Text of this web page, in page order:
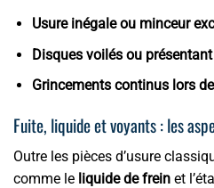
Usure inégale ou minceur
Disques voilés ou
Grincements continus lors
Fuite, liquide et voyants : les
Outre les pièces d’usure
comme le liquide de frein et